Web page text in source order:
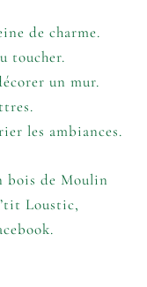
de charme.
toucher.
un mur.
les ambiances.
bois de Moulin
Loustic,
.